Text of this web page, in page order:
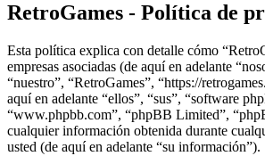
RetroGames - Política de
Esta política explica con detalle cómo
empresas asociadas (de aquí en adelante
“nuestro”, “RetroGames”, “https://
aquí en adelante “ellos”, “sus”, “software
“www.phpbb.com”, “phpBB Limited”,
cualquier información obtenida durante
usted (de aquí en adelante “su información”).